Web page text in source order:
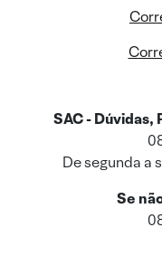
SAC -
De segunda a
Se